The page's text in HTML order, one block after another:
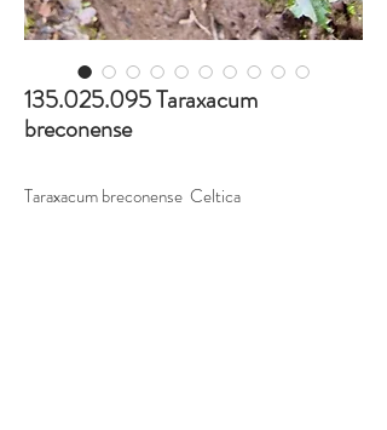
135.025.095 Taraxacum
breconense
Taraxacum breconense Celtica